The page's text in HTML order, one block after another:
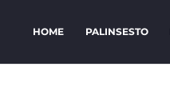
HOME PALINSESTO